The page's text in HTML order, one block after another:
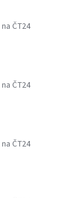
na ČT24
na ČT24
na ČT24